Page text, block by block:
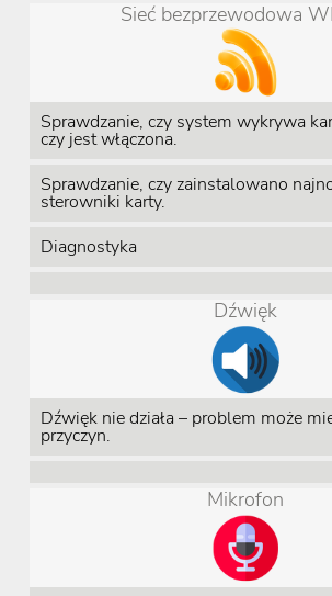
Sieć bezprzewodowa
Sprawdzanie, czy system wykrywa
czy jest włączona.
Sprawdzanie, czy zainstalowano
sterowniki karty.
Diagnostyka
Dźwięk
Dźwięk nie działa – problem może
przyczyn.
Mikrofon